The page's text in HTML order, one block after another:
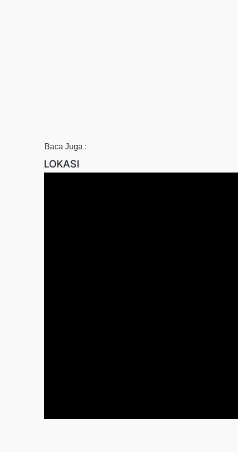
Baca Juga :
LOKASI